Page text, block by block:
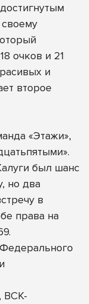
очков и 21
и
второе
«Этажи»,
был шанс
но два
в
права на
ВСК-